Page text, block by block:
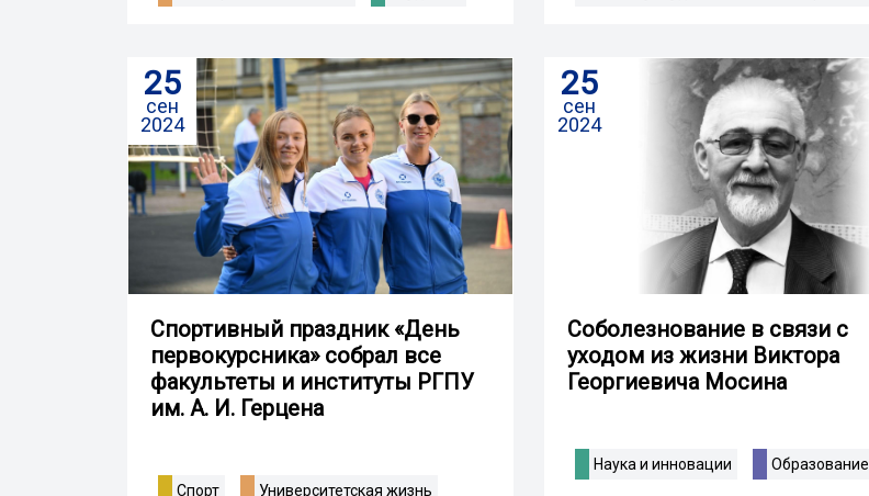
25
сен
2024
Спортивный праздник «День
первокурсника» собрал все
факультеты и институты РГПУ
им. А. И. Герцена
Спорт Университетская жизнь
25
сен
2024
Соболезнование в связи с
уходом из жизни Виктора
Георгиевича Мосина
Наука и инновации Образование